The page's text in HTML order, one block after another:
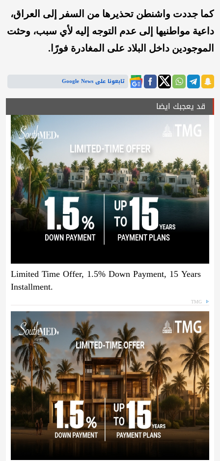
كما جددت واشنطن تحذيرها من السفر إلى العراق،
داعية مواطنيها إلى عدم التوجه إليه لأي سبب، وحثت
الموجودين داخل البلاد على المغادرة فورًا.
تابعونا على Google News
قد يعجبك ايضا
Limited Time Offer, 1.5% Down Payment, 15 Years
Installment.
TMG